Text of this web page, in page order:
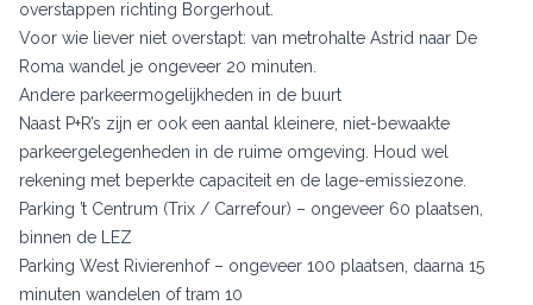
overstappen richting Borgerhout.
Voor wie liever niet overstapt: van metrohalte Astrid naar De
Roma wandel je ongeveer 20 minuten.
Andere parkeermogelijkheden in de buurt
Naast P+R’s zijn er ook een aantal kleinere, niet-bewaakte
parkeergelegenheden in de ruime omgeving. Houd wel
rekening met beperkte capaciteit en de lage-emissiezone.
Parking ’t Centrum (Trix / Carrefour) – ongeveer 60 plaatsen,
binnen de LEZ
Parking West Rivierenhof – ongeveer 100 plaatsen, daarna 15
minuten wandelen of tram 10